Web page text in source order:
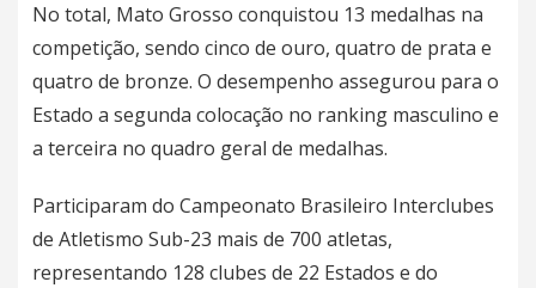
No total, Mato Grosso conquistou 13 medalhas na
competição, sendo cinco de ouro, quatro de prata e
quatro de bronze. O desempenho assegurou para o
Estado a segunda colocação no ranking masculino e
a terceira no quadro geral de medalhas.
Participaram do Campeonato Brasileiro Interclubes
de Atletismo Sub-23 mais de 700 atletas,
representando 128 clubes de 22 Estados e do